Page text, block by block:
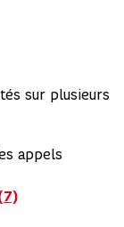
sur plusieurs
appels